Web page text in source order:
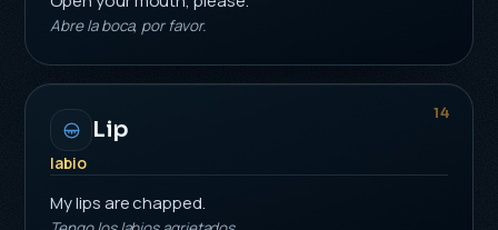
Abre la boca, por favor.
14
Lip
labio
My lips are chapped.